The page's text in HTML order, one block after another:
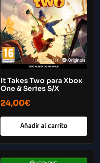
It Takes Two para Xbox
One & Series S/X
24,00€
Añadir al carrito